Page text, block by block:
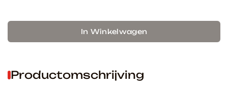
In Winkelwagen
Productomschrijving